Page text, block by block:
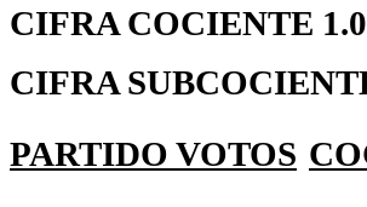
CIFRA COCIENTE
CIFRA
PARTIDO VOTOS